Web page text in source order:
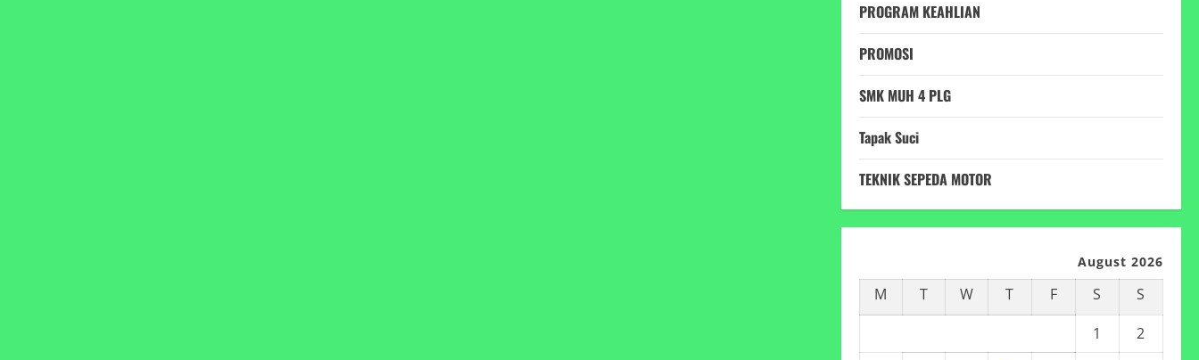
PROGRAM KEAHLIAN
PROMOSI
SMK MUH 4 PLG
Tapak Suci
TEKNIK SEPEDA MOTOR
August 2026
M T W T F S
S
1
2